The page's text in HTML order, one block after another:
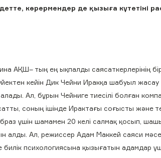
көрермендер де қызыға күтетіні
АҚШ– тың ең ықпалды саясаткерлерінің
кейін Дик Чейни Иракқа шабуыл
Ал, бұрын Чейниге тиесілі болған
соның ішінде Ирактағы соғысты және
үшін шамамен 20 келі салмақ қосып,
алды. Ал, режиссер Адам Маккей саяси
психологиясына қызығатын адамдар